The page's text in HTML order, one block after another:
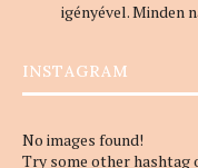
igényével. Minden
INSTAGRAM
No images found!
Try some other hashtag